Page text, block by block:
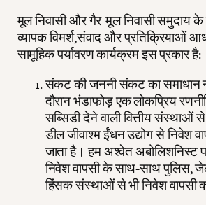
मूल निवासी और गैर-मूल निवासी समुदाय
व्यापक विमर्श,संवाद और प्रतिक्रियाओं
सामूहिक पर्यावरण कार्यक्रम इस प्रकार है:
संकट की जननी संकट का समाधान
दौरान भंडाफोड़ एक लोकप्रिय
सब्सिडी देने वाली वित्तीय
डील जीवाश्म ईंधन उद्योग से
जाता है। हम अश्वेत अबोलिशनिस्ट
निवेश वापसी के साथ-साथ पुलिस,
हिंसक संस्थाओं से भी निवेश वापसी